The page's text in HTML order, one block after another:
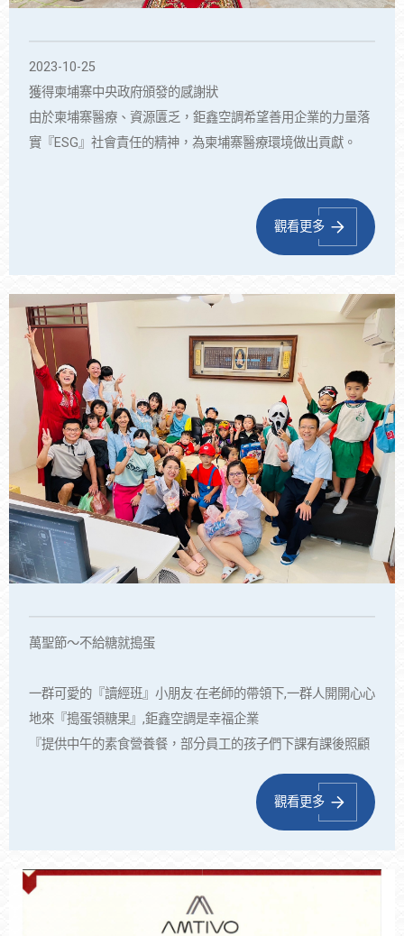
2023-10-25
獲得柬埔寨中央政府頒發的感謝狀
由於柬埔寨醫療、資源匱乏，鉅鑫空調希望善用企業的力量落
實『ESG』社會責任的精神，為柬埔寨醫療環境做出貢獻。
觀看更多
萬聖節～不給糖就搗蛋
一群可愛的『讀經班』小朋友·在老師的帶領下,一群人開開心心
地來『搗蛋領糖果』,鉅鑫空調是幸福企業
『提供中午的素食營養餐，部分員工的孩子們下課有課後照顧
觀看更多